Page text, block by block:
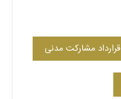
قرارداد مشارکت مدنی